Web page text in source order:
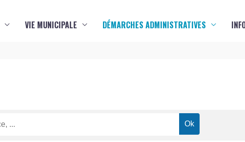
VIE MUNICIPALE DÉMARCHES ADMINISTRATIVES